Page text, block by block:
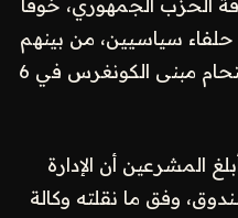
الحزب الجمهوري، خوفاً
حلفاء سياسيين، من بينهم
أشخاص مرتبطون بأحداث اقتحام مبنى الكونغرس في 6
المشرعين أن الإدارة
وفق ما نقلته وكالة